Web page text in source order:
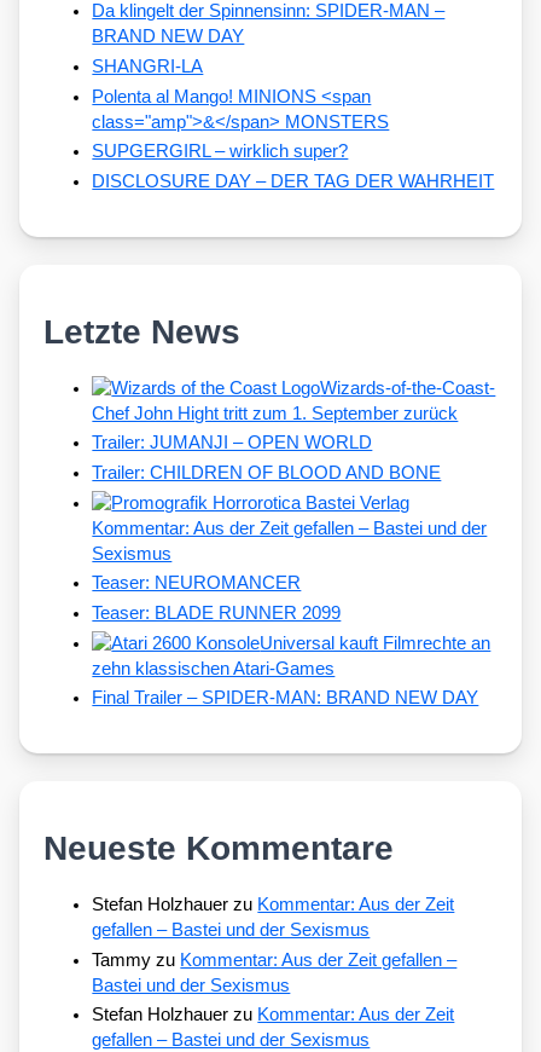
Da klingelt der Spinnensinn: SPIDER-MAN –
BRAND NEW DAY
SHANGRI-LA
Polenta al Mango! MINIONS <span
class="amp">&</span> MONSTERS
SUPGERGIRL – wirklich super?
DISCLOSURE DAY – DER TAG DER WAHRHEIT
Letzte News
Wizards-of-the-Coast-
Chef John Hight tritt zum 1. September zurück
Trailer: JUMANJI – OPEN WORLD
Trailer: CHILDREN OF BLOOD AND BONE
Kommentar: Aus der Zeit gefallen – Bastei und der
Sexismus
Teaser: NEUROMANCER
Teaser: BLADE RUNNER 2099
Universal kauft Filmrechte an
zehn klassischen Atari-Games
Final Trailer – SPIDER-MAN: BRAND NEW DAY
Neueste Kommentare
Stefan Holzhauer zu Kommentar: Aus der Zeit
gefallen – Bastei und der Sexismus
Tammy zu Kommentar: Aus der Zeit gefallen –
Bastei und der Sexismus
Stefan Holzhauer zu Kommentar: Aus der Zeit
gefallen – Bastei und der Sexismus